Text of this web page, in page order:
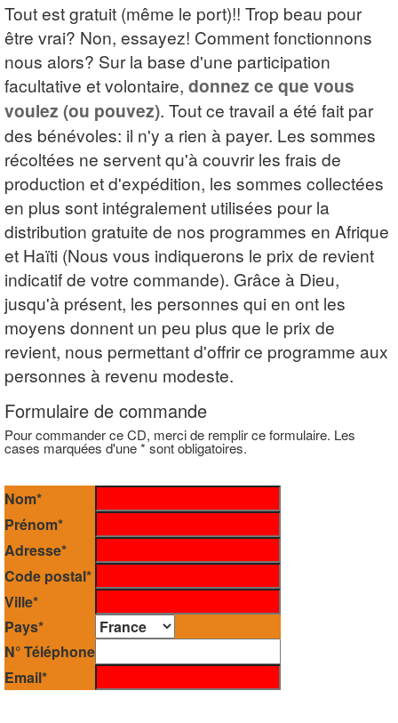
Tout est gratuit (même le port)!! Trop beau pour
être vrai? Non, essayez! Comment fonctionnons
nous alors? Sur la base d'une participation
facultative et volontaire, donnez ce que vous
voulez (ou pouvez). Tout ce travail a été fait par
des bénévoles: il n'y a rien à payer. Les sommes
récoltées ne servent qu'à couvrir les frais de
production et d'expédition, les sommes collectées
en plus sont intégralement utilisées pour la
distribution gratuite de nos programmes en Afrique
et Haïti (Nous vous indiquerons le prix de revient
indicatif de votre commande). Grâce à Dieu,
jusqu'à présent, les personnes qui en ont les
moyens donnent un peu plus que le prix de
revient, nous permettant d'offrir ce programme aux
personnes à revenu modeste.
Formulaire de commande
Pour commander ce CD, merci de remplir ce formulaire. Les
cases marquées d'une * sont obligatoires.
Nom*
Prénom*
Adresse*
Code postal*
Ville*
Pays*
N° Téléphone
Email*